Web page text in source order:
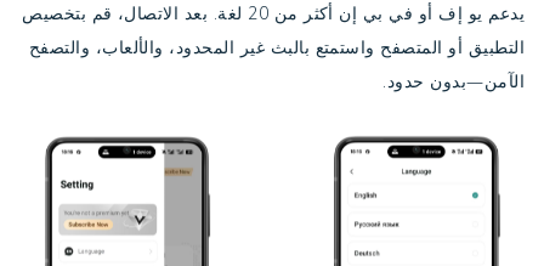
يدعم يو إف أو في بي إن أكثر من 20 لغة. بعد الاتصال، قم بتخصيص
التطبيق أو المتصفح واستمتع بالبث غير المحدود، والألعاب، والتصفح
الآمن—بدون حدود.